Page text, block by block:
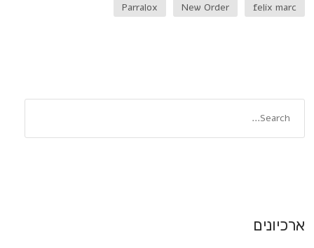
felix marc
New Order
Parralox
ארכיונים